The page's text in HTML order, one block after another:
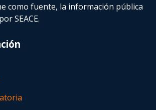
como fuente, la información pública
SEACE.